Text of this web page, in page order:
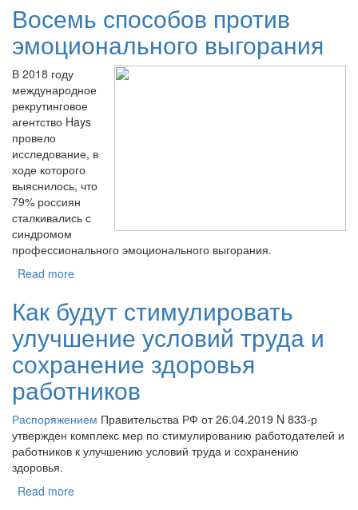
Восемь способов против
эмоционального выгорания
В 2018 году
международное
рекрутинговое
агентство Hays
провело
исследование, в
ходе которого
выяснилось, что
79% россиян
сталкивались с
синдромом
профессионального эмоционального выгорания.
Read more
Как будут стимулировать
улучшение условий труда и
сохранение здоровья
работников
Распоряжением Правительства РФ от 26.04.2019 N 833-р
утвержден комплекс мер по стимулированию работодателей и
работников к улучшению условий труда и сохранению
здоровья.
Read more